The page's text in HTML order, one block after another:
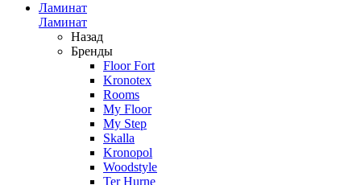
Ламинат
Ламинат
Назад
Бренды
Floor Fort
Kronotex
Rooms
My Floor
My Step
Skalla
Kronopol
Woodstyle
Ter Hurne